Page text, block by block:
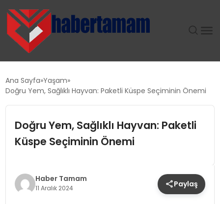
SPOR
SAĞLIK
EKONOMI
Ana Sayfa Yaşam
Doğru Yem, Sağlıklı Hayvan: Paketli Küspe Seçiminin Önemi
Doğru Yem, Sağlıklı Hayvan: Paketli
Küspe Seçiminin Önemi
Haber Tamam
11 Aralık 2024 Paylaş